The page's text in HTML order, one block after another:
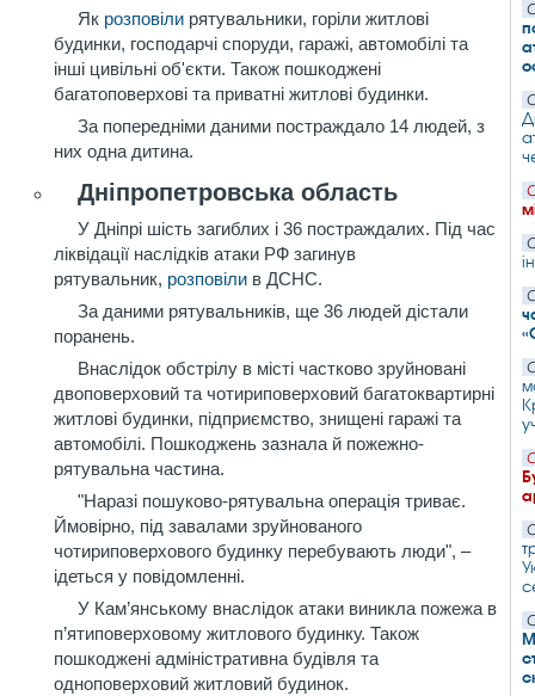
Як розповіли рятувальники, горіли житлові
будинки, господарчі споруди, гаражі, автомобілі та
інші цивільні об'єкти. Також пошкоджені
багатоповерхові та приватні житлові будинки.
За попередніми даними постраждало 14 людей, з
них одна дитина.
Дніпропетровська область
У Дніпрі шість загиблих і 36 постраждалих. Під час
ліквідації наслідків атаки РФ загинув
рятувальник, розповіли в ДСНС.
За даними рятувальників, ще 36 людей дістали
поранень.
Внаслідок обстрілу в місті частково зруйновані
двоповерховий та чотириповерховий багатоквартирні
житлові будинки, підприємство, знищені гаражі та
автомобілі. Пошкоджень зазнала й пожежно-
рятувальна частина.
"Наразі пошуково-рятувальна операція триває.
Ймовірно, під завалами зруйнованого
чотириповерхового будинку перебувають люди", –
ідеться у повідомленні.
У Кам’янському внаслідок атаки виникла пожежа в
п’ятиповерховому житлового будинку. Також
пошкоджені адміністративна будівля та
одноповерховий житловий будинок.